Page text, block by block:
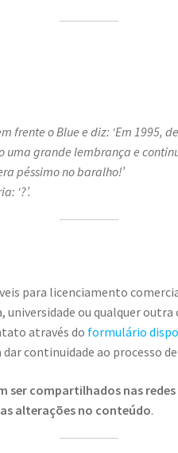
frente o Blue e diz: ‘Em 1995,
uma grande lembrança e
péssimo no baralho!’
‘?’.
para licenciamento
ou qualquer
através do formulário
continuidade ao processo de
ser compartilhados nas
alterações no conteúdo.